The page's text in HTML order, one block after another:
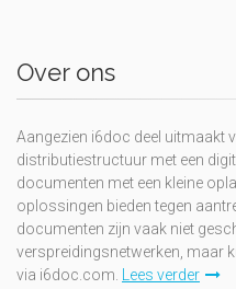
Over ons
Aangezien i6doc deel uitmaakt
distributiestructuur met een
documenten met een kleine
oplossingen bieden tegen
documenten zijn vaak niet
verspreidingsnetwerken, maar
via i6doc.com. Lees verder